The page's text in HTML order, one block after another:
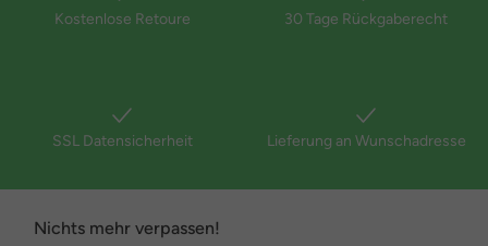
Kostenlose Retoure 30 Tage Rückgaberecht
SSL Datensicherheit Lieferung an Wunschadresse
Nichts mehr verpassen!